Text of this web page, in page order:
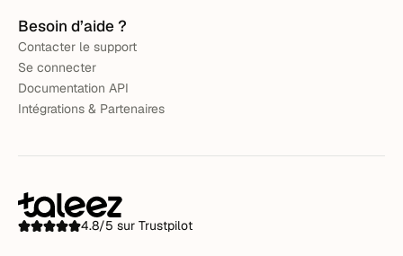
Besoin d’aide ?
Contacter le support
Se connecter
Documentation API
Intégrations & Partenaires
4.8/5 sur Trustpilot